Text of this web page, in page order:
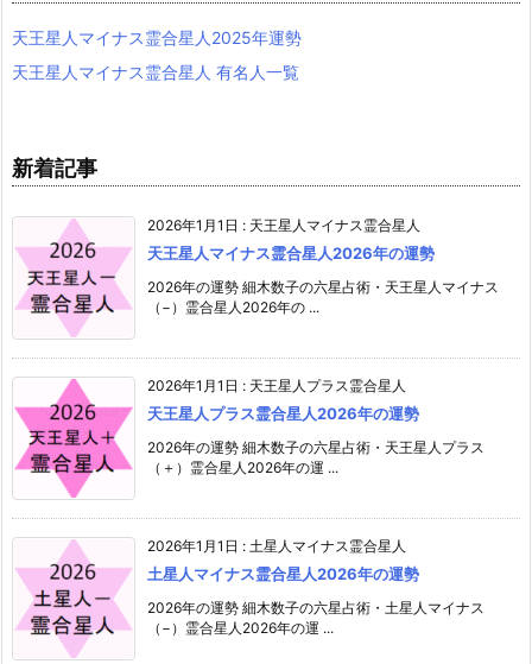
天王星人マイナス霊合星人2025年運勢
天王星人マイナス霊合星人 有名人一覧
新着記事
2026年1月1日 : 天王星人マイナス霊合星人
天王星人マイナス霊合星人2026年の運勢
2026年の運勢 細木数子の六星占術・天王星人マイナス
（−）霊合星人2026年の ...
2026年1月1日 : 天王星人プラス霊合星人
天王星人プラス霊合星人2026年の運勢
2026年の運勢 細木数子の六星占術・天王星人プラス
（＋）霊合星人2026年の運 ...
2026年1月1日 : 土星人マイナス霊合星人
土星人マイナス霊合星人2026年の運勢
2026年の運勢 細木数子の六星占術・土星人マイナス
（−）霊合星人2026年の運 ...